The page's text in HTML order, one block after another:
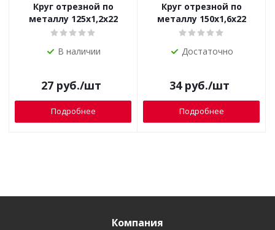
Круг отрезной по
металлу 125х1,2х22
В наличии
27руб./шт
Подробнее
Круг отрезной по
металлу 150х1,6х22
Достаточно
34руб./шт
Подробнее
Компания